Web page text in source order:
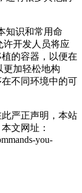
知识和常用命
许开发人员将应
的容器，以便在
更加轻松地构
不同环境中的可
严正声明，本站
文网址：
you-